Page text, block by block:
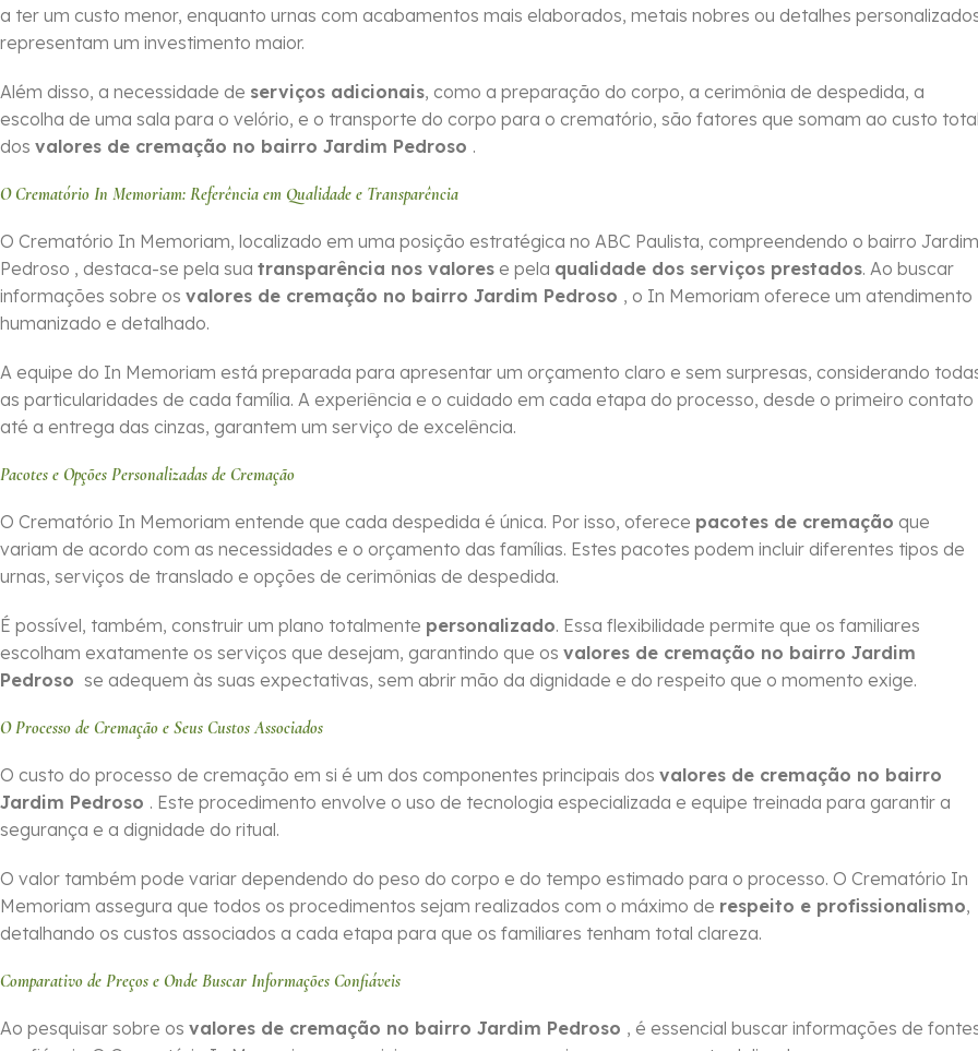
a ter um custo menor, enquanto urnas com acabamentos mais elaborados, metais nobres ou detalhes
representam um investimento maior.
Além disso, a necessidade de serviços adicionais, como a preparação do corpo, a cerimônia de despedida, a
escolha de uma sala para o velório, e o transporte do corpo para o crematório, são fatores que somam ao custo
dos valores de cremação no bairro Jardim Pedroso .
O Crematório In Memoriam: Referência em Qualidade e Transparência
O Crematório In Memoriam, localizado em uma posição estratégica no ABC Paulista, compreendendo o bairro Jardim
Pedroso , destaca-se pela sua transparência nos valores e pela qualidade dos serviços prestados. Ao buscar
informações sobre os valores de cremação no bairro Jardim Pedroso , o In Memoriam oferece um atendimento
humanizado e detalhado.
A equipe do In Memoriam está preparada para apresentar um orçamento claro e sem surpresas, considerando
as particularidades de cada família. A experiência e o cuidado em cada etapa do processo, desde o primeiro contato
até a entrega das cinzas, garantem um serviço de excelência.
Pacotes e Opções Personalizadas de Cremação
O Crematório In Memoriam entende que cada despedida é única. Por isso, oferece pacotes de cremação que
variam de acordo com as necessidades e o orçamento das famílias. Estes pacotes podem incluir diferentes tipos de
urnas, serviços de translado e opções de cerimônias de despedida.
É possível, também, construir um plano totalmente personalizado. Essa flexibilidade permite que os familiares
escolham exatamente os serviços que desejam, garantindo que os valores de cremação no bairro Jardim
Pedroso se adequem às suas expectativas, sem abrir mão da dignidade e do respeito que o momento exige.
O Processo de Cremação e Seus Custos Associados
O custo do processo de cremação em si é um dos componentes principais dos valores de cremação no bairro
Jardim Pedroso . Este procedimento envolve o uso de tecnologia especializada e equipe treinada para garantir a
segurança e a dignidade do ritual.
O valor também pode variar dependendo do peso do corpo e do tempo estimado para o processo. O Crematório In
Memoriam assegura que todos os procedimentos sejam realizados com o máximo de respeito e profissionalismo,
detalhando os custos associados a cada etapa para que os familiares tenham total clareza.
Comparativo de Preços e Onde Buscar Informações Confiáveis
Ao pesquisar sobre os valores de cremação no bairro Jardim Pedroso , é essencial buscar informações de